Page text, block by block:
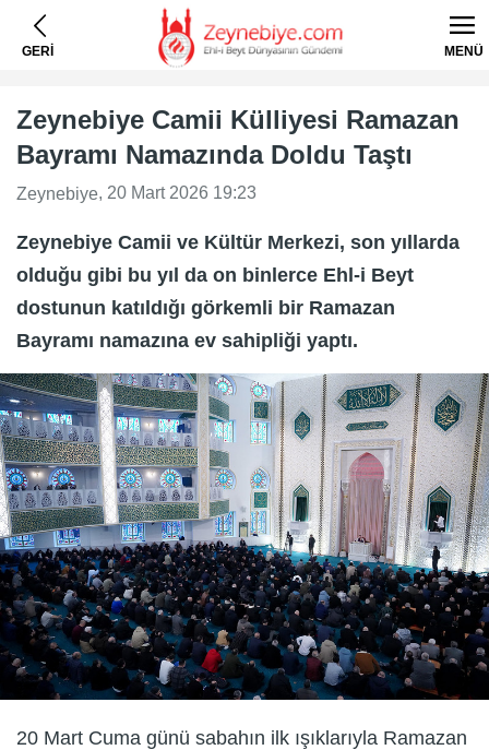
GERİ MENÜ
Zeynebiye Camii Külliyesi Ramazan
Bayramı Namazında Doldu Taştı
Zeynebiye, 20 Mart 2026 19:23
Zeynebiye Camii ve Kültür Merkezi, son yıllarda
olduğu gibi bu yıl da on binlerce Ehl-i Beyt
dostunun katıldığı görkemli bir Ramazan
Bayramı namazına ev sahipliği yaptı.
20 Mart Cuma günü sabahın ilk ışıklarıyla Ramazan